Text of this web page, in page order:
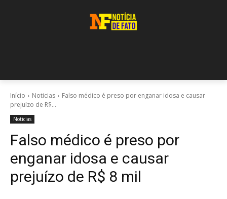
Início Noticias
Falso médico é preso por enganar idosa e causar
prejuízo de R$...
Noticias
Falso médico é preso por
enganar idosa e causar
prejuízo de R$ 8 mil